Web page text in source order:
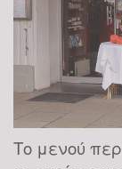
Το μενού
09
ΙΑΝ
Η
Οι
θα